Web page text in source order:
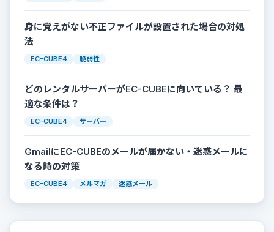
身に覚えがない不正ファイルが設置された場合の対処
法
EC-CUBE4 脆弱性
どのレンタルサーバーがEC-CUBEに向いている？ 最
適な条件は？
EC-CUBE4 サーバー
GmailにEC-CUBEのメールが届かない・迷惑メールに
なる時の対策
EC-CUBE4 メルマガ 迷惑メール